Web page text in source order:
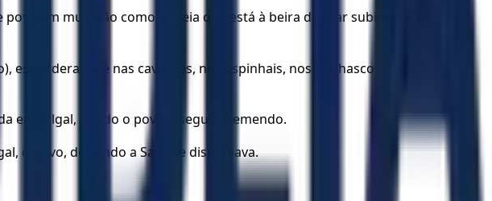
em multidão como a areia que está à beira do mar subiram e se
se nas cavernas, nos espinhais, nos penhascos, nos
em Gilgal, e todo o povo o seguia tremendo.
o povo, deixando a Saul, se dispersava.